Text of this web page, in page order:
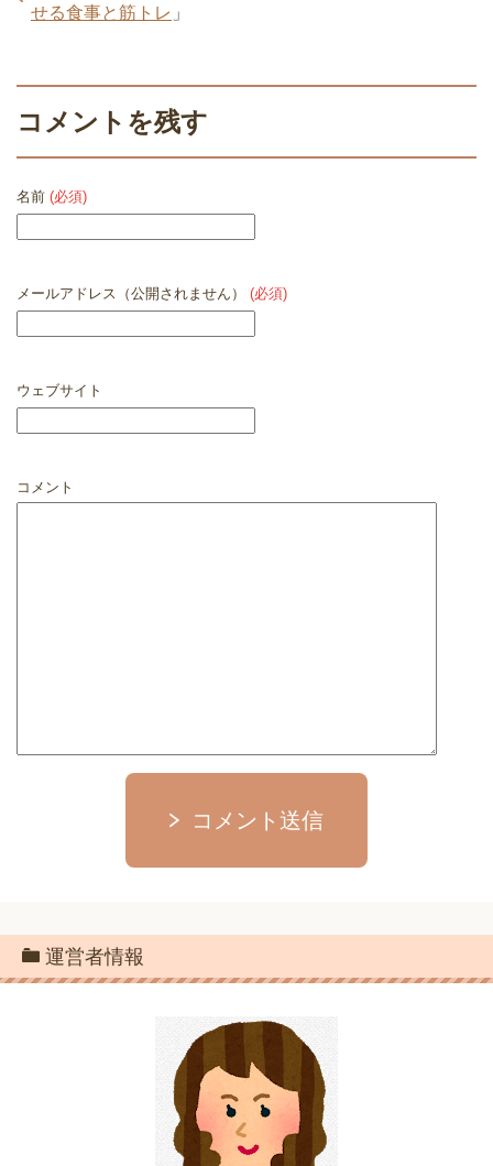
せる食事と筋トレ 」
コメントを残す
名前 (必須)
メールアドレス（公開されません） (必須)
ウェブサイト
コメント
コメント送信
運営者情報